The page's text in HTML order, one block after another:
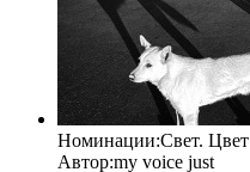
Номинации:Свет. Цвет
Автор:my voice just